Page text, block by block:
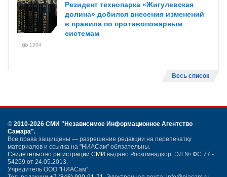
Резидент технопарка «Жигулевская
долина» добился внесения изменений
в правила по противопожарным
системам
1204
Весь список
© 2010-2026 СМИ "Независимое Информационное Агентство
Самара".
Все права защищены — разрешение редакции на перепечатку
материалов и ссылка на "НИАСам" обязательны.
Свидетельство регистрации СМИ выдано Роскомнадзор: ЭЛ № ФС 77 -
54259 от 24.05.2013.
Учредитель ООО "НИАСам".